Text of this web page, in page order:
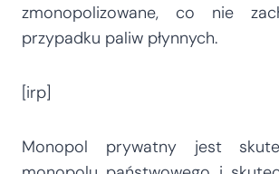
zmonopolizowane, co nie
przypadku paliw płynnych.
[irp]
Monopol prywatny jest